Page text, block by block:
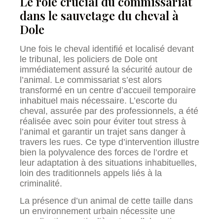
dans le sauvetage du cheval à
Dole
Une fois le cheval identifié et localisé devant
le tribunal, les policiers de Dole ont
immédiatement assuré la sécurité autour de
l’animal. Le commissariat s’est alors
transformé en un centre d’accueil temporaire
inhabituel mais nécessaire. L’escorte du
cheval, assurée par des professionnels, a été
réalisée avec soin pour éviter tout stress à
l’animal et garantir un trajet sans danger à
travers les rues. Ce type d’intervention illustre
bien la polyvalence des forces de l’ordre et
leur adaptation à des situations inhabituelles,
loin des traditionnels appels liés à la
criminalité.
La présence d’un animal de cette taille dans
un environnement urbain nécessite une